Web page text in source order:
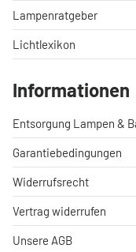
Lampenratgeber
Lichtlexikon
Informationen
Entsorgung Lampen &
Garantiebedingungen
Widerrufsrecht
Vertrag widerrufen
Unsere AGB